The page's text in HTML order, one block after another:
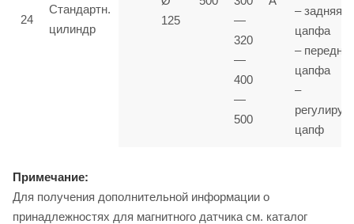
125
—
320
—
400
—
500
– задняя
цапфа
–
цапфа
–
цапф
24
Стандартн.
цилиндр
Примечание:
Для получения дополнительной информации о
принадлежностях для магнитного датчика см. каталог